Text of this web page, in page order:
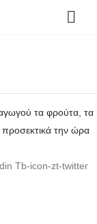
τα φρούτα, τα
προσεκτικά την ώρα
Tb-icon-zt-twitter